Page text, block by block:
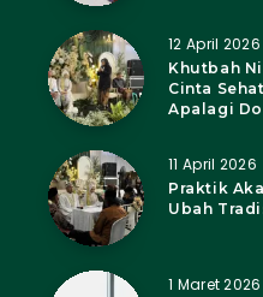
12 April 2026
Khutbah
Cinta
Apalagi
11 April 2026
Praktik
Ubah
1 Maret 2026